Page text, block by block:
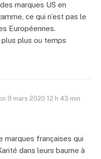
marques US en
ce qui n’est pas le
Européennes.
plus ou temps
9 mars 2020 12 h 43 min
marques françaises qui
dans leurs baume à